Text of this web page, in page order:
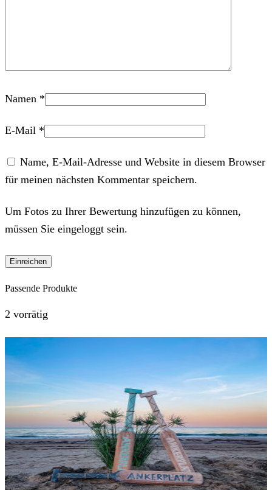
Namen *
E-Mail *
Name, E-Mail-Adresse und Website in diesem Browser
für meinen nächsten Kommentar speichern.
Um Fotos zu Ihrer Bewertung hinzufügen zu können,
müssen Sie eingeloggt sein.
Passende Produkte
2 vorrätig